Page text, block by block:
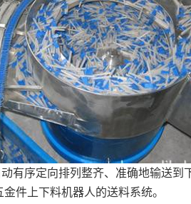
有序定向排列整齐、准确地输送到
件上下料机器人的送料系统。